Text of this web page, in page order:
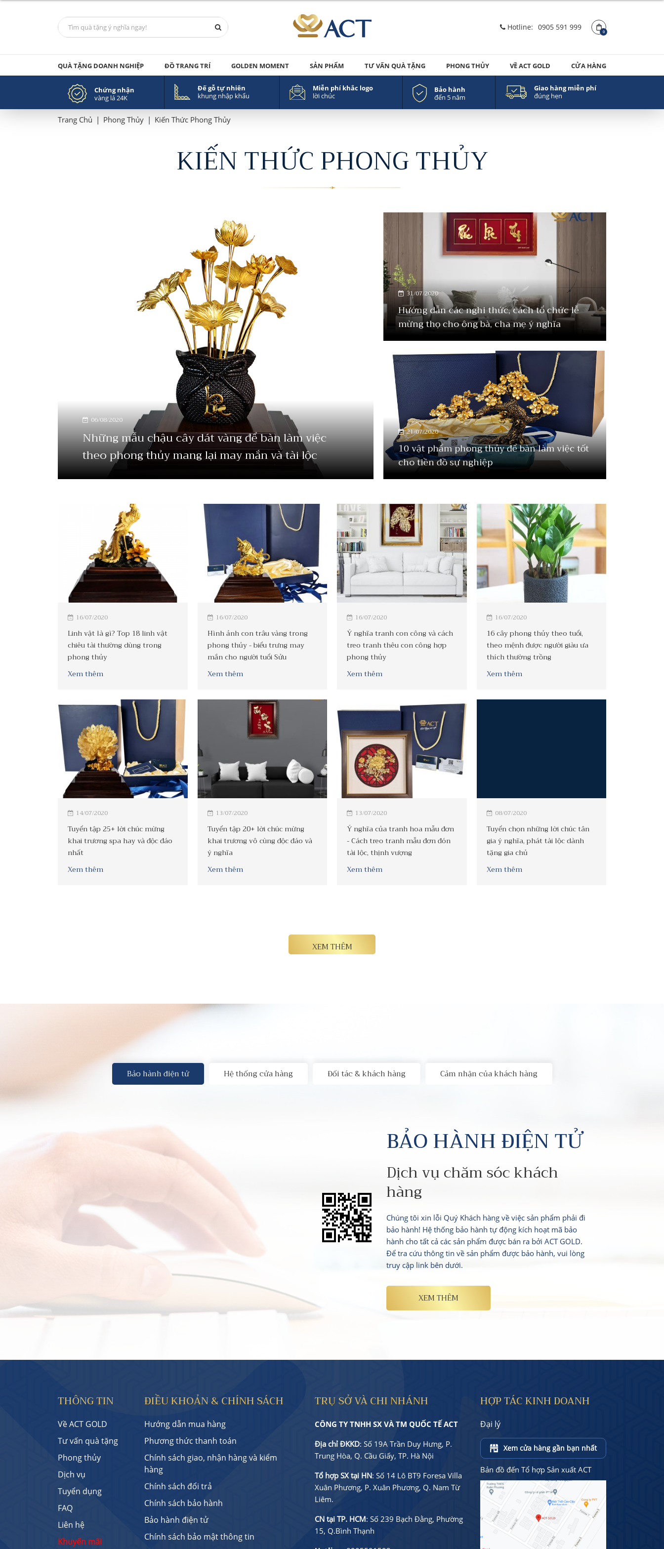
Hotline: 0905 591 999
0
QUÀ TẶNG DOANH NGHIỆP ĐỒ TRANG TRÍ GOLDEN MOMENT SẢN PHẨM TƯ VẤN QUÀ TẶNG PHONG THỦY VỀ ACT GOLD CỬA HÀNG
Chứng nhận
vàng lá 24K
Đế gỗ tự nhiên
khung nhập khẩu
Miễn phí khắc logo
lời chúc
Bảo hành
đến 5 năm
Giao hàng miễn phí
đúng hẹn
Trang Chủ | Phong Thủy | Kiến Thức Phong Thủy
KIẾN THỨC PHONG THỦY
06/08/2020
Những mẫu chậu cây dát vàng để bàn làm việc
theo phong thủy mang lại may mắn và tài lộc
31/07/2020
Hướng dẫn các nghi thức, cách tổ chức lễ
mừng thọ cho ông bà, cha mẹ ý nghĩa
21/07/2020
10 vật phẩm phong thủy để bàn làm việc tốt
cho tiền đồ sự nghiệp
16/07/2020
Linh vật là gì? Top 18 linh vật
chiêu tài thường dùng trong
phong thủy
Xem thêm
16/07/2020
Hình ảnh con trâu vàng trong
phong thủy - biểu trưng may
mắn cho người tuổi Sửu
Xem thêm
16/07/2020
Ý nghĩa tranh con công và cách
treo tranh thêu con công hợp
phong thủy
Xem thêm
16/07/2020
16 cây phong thủy theo tuổi,
theo mệnh được người giàu ưa
thích thường trồng
Xem thêm
14/07/2020
Tuyển tập 25+ lời chúc mừng
khai trương spa hay và độc đáo
nhất
Xem thêm
13/07/2020
Tuyển tập 20+ lời chúc mừng
khai trương vô cùng độc đáo và
ý nghĩa
Xem thêm
13/07/2020
Ý nghĩa của tranh hoa mẫu đơn
- Cách treo tranh mẫu đơn đón
tài lộc, thịnh vượng
Xem thêm
08/07/2020
Tuyển chọn những lời chúc tân
gia ý nghĩa, phát tài lộc dành
tặng gia chủ
Xem thêm
XEM THÊM
Bảo hành điện tử Hệ thống cửa hàng Đối tác & khách hàng Cảm nhận của khách hàng
BẢO HÀNH ĐIỆN TỬ
Dịch vụ chăm sóc khách
hàng
Chúng tôi xin lỗi Quý Khách hàng về việc sản phẩm phải đi
bảo hành! Hệ thống bảo hành tự động kích hoạt mã bảo
hành cho tất cả các sản phẩm được bán ra bởi ACT GOLD.
Để tra cứu thông tin về sản phẩm được bảo hành, vui lòng
truy cập link bên dưới.
XEM THÊM
THÔNG TIN
Về ACT GOLD
Tư vấn quà tặng
Phong thủy
Dịch vụ
Tuyển dụng
FAQ
Liên hệ
Khuyến mãi
ĐIỀU KHOẢN & CHÍNH SÁCH
Hướng dẫn mua hàng
Phương thức thanh toán
Chính sách giao, nhận hàng và kiểm
hàng
Chính sách đổi trả
Chính sách bảo hành
Bảo hành điện tử
Chính sách bảo mật thông tin
TRỤ SỞ VÀ CHI NHÁNH
CÔNG TY TNHH SX VÀ TM QUỐC TẾ ACT
Địa chỉ ĐKKD: Số 19A Trần Duy Hưng, P.
Trung Hòa, Q. Cầu Giấy, TP. Hà Nội
Tổ hợp SX tại HN: Số 14 Lô BT9 Foresa Villa
Xuân Phương, P. Xuân Phương, Q. Nam Từ
Liêm.
CN tại TP. HCM: Số 239 Bạch Đằng, Phường
15, Q.Bình Thạnh
HỢP TÁC KINH DOANH
Đại lý
Xem cửa hàng gần bạn nhất
Bản đồ đến Tổ hợp Sản xuất ACT